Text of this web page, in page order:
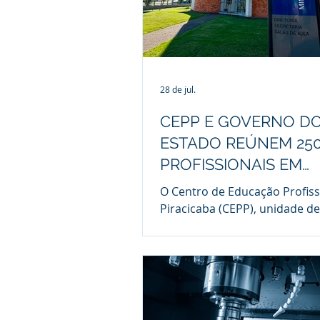
CEPP E GOVERNO
ESTADO REÚNEM
PROFISSIONAIS EM
CAPACITAÇÃO
RECURSOS HÍDRICOS
O Centro de Educação
Piracicaba (CEPP), unidade de
vinculada à Prefeitura de
iniciou as atividades dos
programa Capacita-SIGRH,
formação e ao
28 de jul.